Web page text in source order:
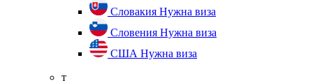
Словакия Нужна виза
Словения Нужна виза
США Нужна виза
т